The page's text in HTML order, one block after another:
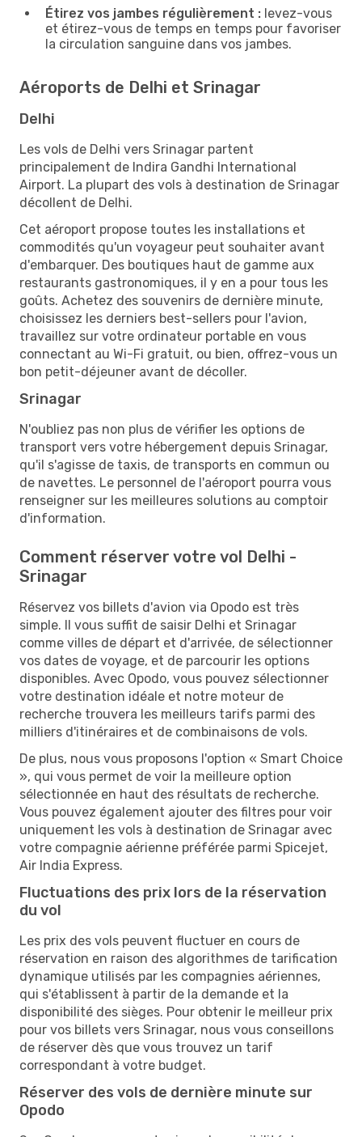
Étirez vos jambes régulièrement : levez-vous
et étirez-vous de temps en temps pour favoriser
la circulation sanguine dans vos jambes.
Aéroports de Delhi et Srinagar
Delhi
Les vols de Delhi vers Srinagar partent
principalement de Indira Gandhi International
Airport. La plupart des vols à destination de Srinagar
décollent de Delhi.
Cet aéroport propose toutes les installations et
commodités qu'un voyageur peut souhaiter avant
d'embarquer. Des boutiques haut de gamme aux
restaurants gastronomiques, il y en a pour tous les
goûts. Achetez des souvenirs de dernière minute,
choisissez les derniers best-sellers pour l'avion,
travaillez sur votre ordinateur portable en vous
connectant au Wi-Fi gratuit, ou bien, offrez-vous un
bon petit-déjeuner avant de décoller.
Srinagar
N'oubliez pas non plus de vérifier les options de
transport vers votre hébergement depuis Srinagar,
qu'il s'agisse de taxis, de transports en commun ou
de navettes. Le personnel de l'aéroport pourra vous
renseigner sur les meilleures solutions au comptoir
d'information.
Comment réserver votre vol Delhi -
Srinagar
Réservez vos billets d'avion via Opodo est très
simple. Il vous suffit de saisir Delhi et Srinagar
comme villes de départ et d'arrivée, de sélectionner
vos dates de voyage, et de parcourir les options
disponibles. Avec Opodo, vous pouvez sélectionner
votre destination idéale et notre moteur de
recherche trouvera les meilleurs tarifs parmi des
milliers d'itinéraires et de combinaisons de vols.
De plus, nous vous proposons l'option « Smart Choice
», qui vous permet de voir la meilleure option
sélectionnée en haut des résultats de recherche.
Vous pouvez également ajouter des filtres pour voir
uniquement les vols à destination de Srinagar avec
votre compagnie aérienne préférée parmi Spicejet,
Air India Express.
Fluctuations des prix lors de la réservation
du vol
Les prix des vols peuvent fluctuer en cours de
réservation en raison des algorithmes de tarification
dynamique utilisés par les compagnies aériennes,
qui s'établissent à partir de la demande et la
disponibilité des sièges. Pour obtenir le meilleur prix
pour vos billets vers Srinagar, nous vous conseillons
de réserver dès que vous trouvez un tarif
correspondant à votre budget.
Réserver des vols de dernière minute sur
Opodo